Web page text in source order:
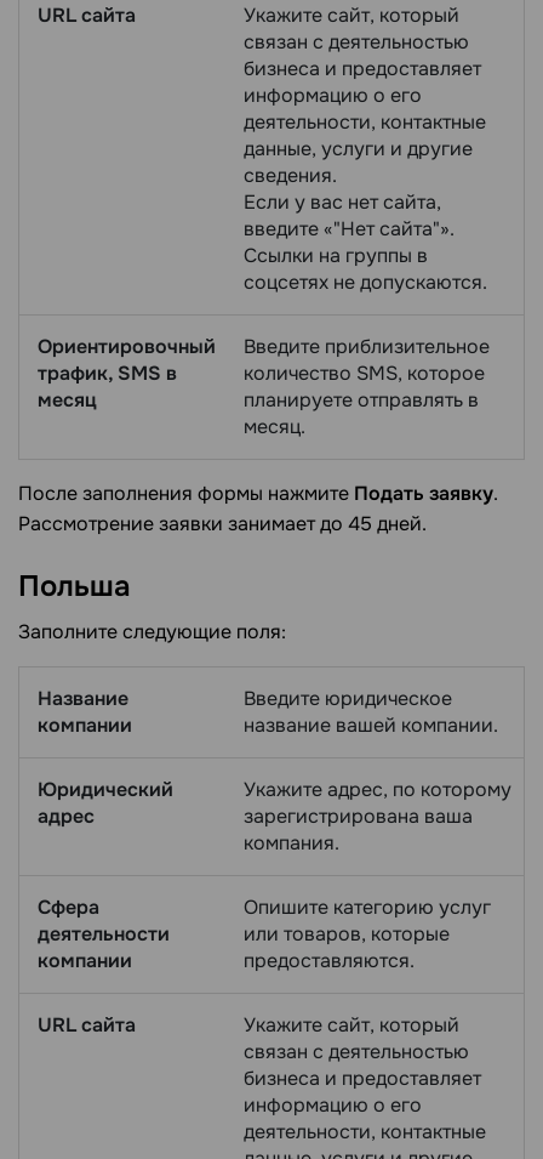
URL сайта
Укажите сайт, который
связан с деятельностью
бизнеса и предоставляет
информацию о его
деятельности, контактные
данные, услуги и другие
сведения.
Если у вас нет сайта,
введите «"Нет сайта"».
Ссылки на группы в
соцсетях не допускаются.
Ориентировочный
трафик, SMS в
месяц
Введите приблизительное
количество SMS, которое
планируете отправлять в
месяц.
После заполнения формы нажмите Подать заявку.
Рассмотрение заявки занимает до 45 дней.
Польша
Заполните следующие поля:
Название
компании
Введите юридическое
название вашей компании.
Юридический
адрес
Укажите адрес, по которому
зарегистрирована ваша
компания.
Сфера
деятельности
компании
Опишите категорию услуг
или товаров, которые
предоставляются.
URL сайта
Укажите сайт, который
связан с деятельностью
бизнеса и предоставляет
информацию о его
деятельности, контактные